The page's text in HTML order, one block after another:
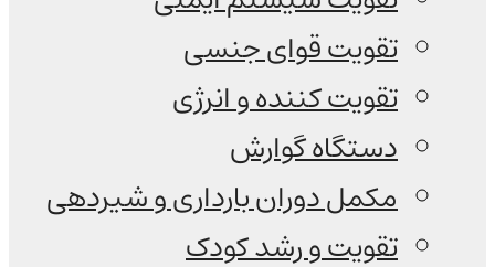
تقویت قوای جنسی
تقویت کننده و انرژی
دستگاه گوارش
مکمل دوران بارداری و شیردهی
تقویت و رشد کودک